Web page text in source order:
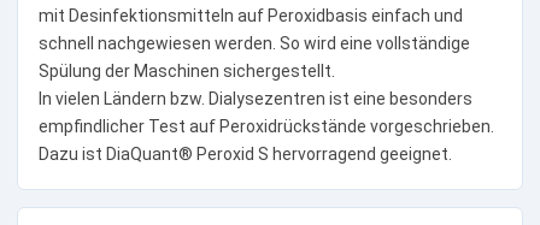
mit Desinfektionsmitteln auf Peroxidbasis einfach und
schnell nachgewiesen werden. So wird eine vollständige
Spülung der Maschinen sichergestellt.
In vielen Ländern bzw. Dialysezentren ist eine besonders
empfindlicher Test auf Peroxidrückstände vorgeschrieben.
Dazu ist DiaQuant® Peroxid S hervorragend geeignet.